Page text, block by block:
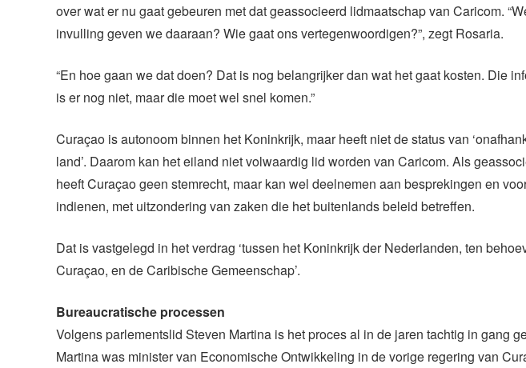
over wat er nu gaat gebeuren met dat geassocieerd lidmaatschap van Caricom.
invulling geven we daaraan? Wie gaat ons vertegenwoordigen?”, zegt Rosaria.
“En hoe gaan we dat doen? Dat is nog belangrijker dan wat het gaat kosten. Die
is er nog niet, maar die moet wel snel komen.”
Curaçao is autonoom binnen het Koninkrijk, maar heeft niet de status van
land’. Daarom kan het eiland niet volwaardig lid worden van Caricom. Als
heeft Curaçao geen stemrecht, maar kan wel deelnemen aan besprekingen en
indienen, met uitzondering van zaken die het buitenlands beleid betreffen.
Dat is vastgelegd in het verdrag ‘tussen het Koninkrijk der Nederlanden, ten
Curaçao, en de Caribische Gemeenschap’.
Bureaucratische processen
Volgens parlementslid Steven Martina is het proces al in de jaren tachtig in gang
Martina was minister van Economische Ontwikkeling in de vorige regering van